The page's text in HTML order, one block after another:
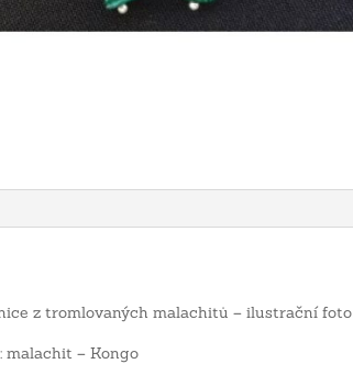
z tromlovaných malachitů – ilustrační foto
malachit – Kongo